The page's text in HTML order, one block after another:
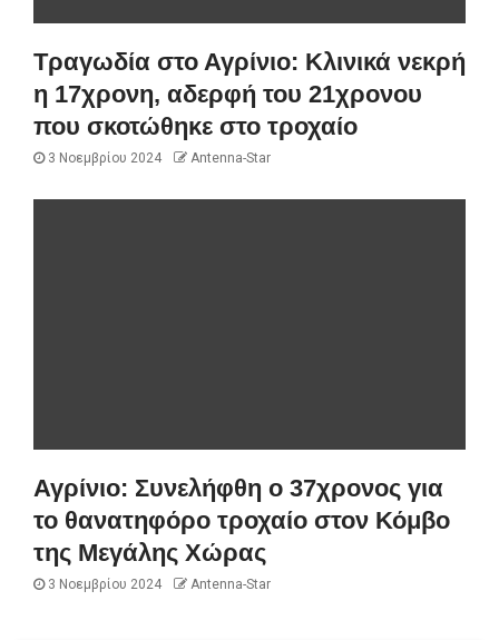
Τραγωδία στο Αγρίνιο: Κλινικά νεκρή
η 17χρονη, αδερφή του 21χρονου
που σκοτώθηκε στο τροχαίο
3 Νοεμβρίου 2024 Antenna-Star
Αγρίνιο: Συνελήφθη ο 37χρονος για
το θανατηφόρο τροχαίο στον Κόμβο
της Μεγάλης Χώρας
3 Νοεμβρίου 2024 Antenna-Star